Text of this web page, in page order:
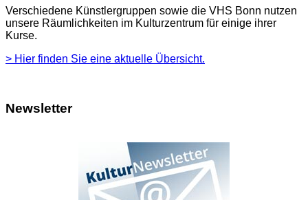
Verschiedene Künstlergruppen sowie die VHS Bonn nutzen
unsere Räumlichkeiten im Kulturzentrum für einige ihrer
Kurse.
> Hier finden Sie eine aktuelle Übersicht.
Newsletter